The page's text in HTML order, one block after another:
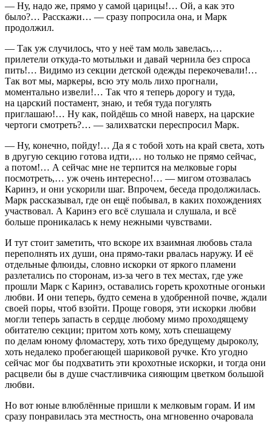
— Ну, надо же, прямо у самой царицы!… Ой, а как это
было?… Расскажи… — сразу попросила она, и Марк
продолжил.
— Так уж случилось, что у неё там моль завелась,…
прилетели откуда-то мотыльки и давай чернила без спроса
пить!… Видимо из секции детской одежды перекочевали!…
Так вот мы, маркеры, всю эту моль лихо прогнали,
моментально извели!… Так что я теперь дорогу и туда,
на царский постамент, знаю, и тебя туда погулять
приглашаю!… Ну как, пойдёшь со мной наверх, на царские
чертоги смотреть?… — залихватски переспросил Марк.
— Ну, конечно, пойду!… Да я с тобой хоть на край света, хоть
в другую секцию готова идти,… но только не прямо сейчас,
а потом!… А сейчас мне не терпится на мелковые горы
посмотреть,… уж очень интересно!… — мигом отозвалась
Каринэ, и они ускорили шаг. Впрочем, беседа продолжилась.
Марк рассказывал, где он ещё побывал, в каких похождениях
участвовал. А Каринэ его всё слушала и слушала, и всё
больше проникалась к нему нежными чувствами.
И тут стоит заметить, что вскоре их взаимная любовь стала
переполнять их души, она прямо-таки рвалась наружу. И её
отдельные флюиды, словно искорки от яркого пламени
разлетались по сторонам, из-за чего в тех местах, где уже
прошли Марк с Каринэ, оставались гореть крохотные огоньки
любви. И они теперь, будто семена в удобренной почве, ждали
своей поры, чтоб взойти. Проще говоря, эти искорки любви
могли теперь запасть в сердце любому мимо проходящему
обитателю секции; притом хоть кому, хоть спешащему
по делам юному фломастеру, хоть тихо бредущему дыроколу,
хоть недалеко пробегающей шариковой ручке. Кто угодно
сейчас мог бы подхватить эти крохотные искорки, и тогда они
расцвели бы в душе счастливчика сияющим цветком большой
любви.
Но вот юные влюблённые пришли к мелковым горам. И им
сразу понравилась эта местность, она мгновенно очаровала